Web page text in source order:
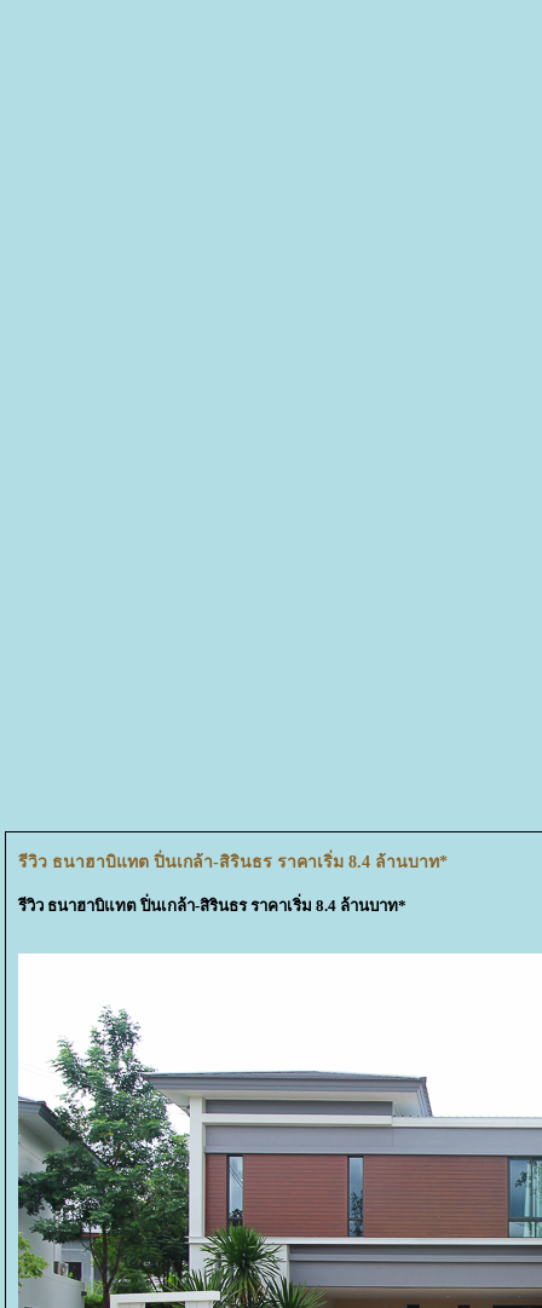
รีวิว ธนาฮาบิแทต ปิ่นเกล้า-สิรินธร ราคาเริ่ม 8.4 ล้านบาท*
รีวิว ธนาฮาบิแทต ปิ่นเกล้า-สิรินธร ราคาเริ่ม 8.4 ล้านบาท*